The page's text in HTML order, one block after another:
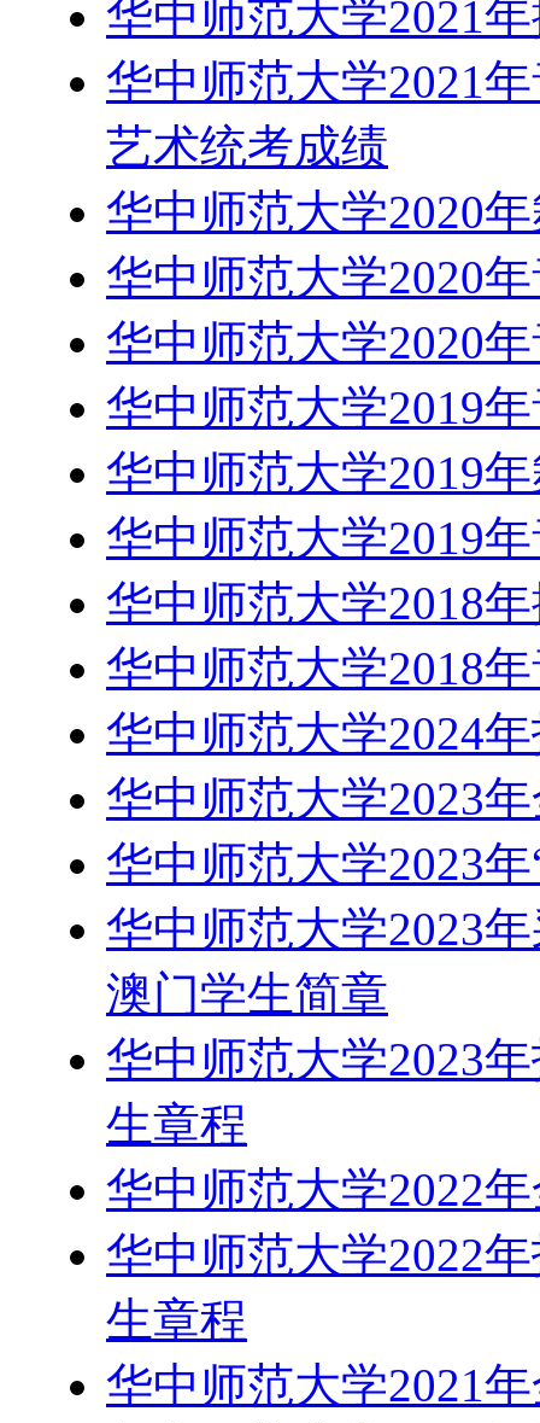
华中师范大学2021
华中师范大学2021
艺术统考成绩
华中师范大学2020
华中师范大学2020
华中师范大学2020
华中师范大学2019
华中师范大学2019
华中师范大学2019
华中师范大学2018
华中师范大学2018
华中师范大学2024
华中师范大学2023
华中师范大学2023
华中师范大学2023
澳门学生简章
华中师范大学2023
生章程
华中师范大学2022
华中师范大学2022
生章程
华中师范大学2021